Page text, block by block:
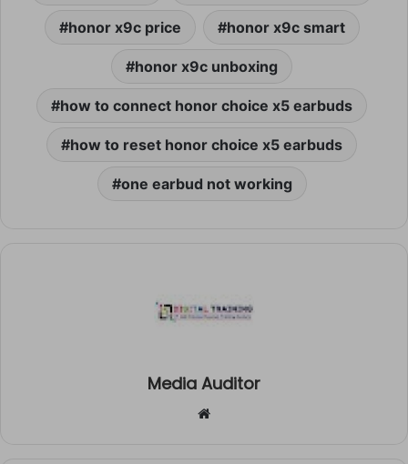
honor x9c price honor x9c smart
honor x9c unboxing
how to connect honor choice x5 earbuds
how to reset honor choice x5 earbuds
one earbud not working
Media Auditor
Website